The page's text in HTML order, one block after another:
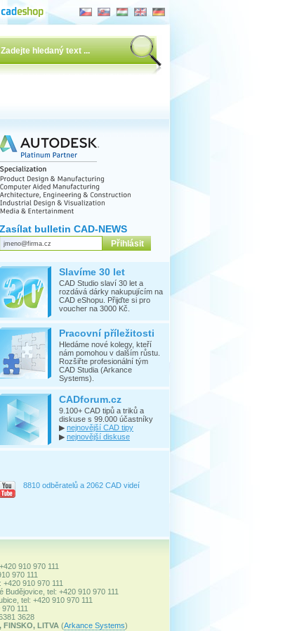
Zasílat bulletin CAD-NEWS
Slavíme 30 let
CAD Studio slaví 30 let a
rozdává dárky nakupujícím na
CAD eShopu. Přijďte si pro
voucher na 3000 Kč.
Pracovní příležitosti
Hledáme nové kolegy, kteří
nám pomohou v dalším růstu.
Rozšiřte profesionální tým
CAD Studia (Arkance
Systems).
CADforum.cz
9.100+ CAD tipů a triků a
diskuse s 99.000 účastníky
▶ nejnovější CAD tipy
▶ nejnovější diskuse
8810 odběratelů a 2062 CAD videí
910 970 111
970 111
910 970 111
tel: +420 910 970 111
tel: +420 910 970 111
111
3628
FINSKO, LITVA (Arkance Systems)